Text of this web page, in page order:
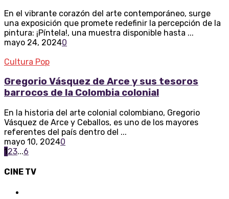
En el vibrante corazón del arte contemporáneo, surge
una exposición que promete redefinir la percepción de la
pintura: ¡Píntela!, una muestra disponible hasta ...
mayo 24, 20240
Cultura Pop
Gregorio Vásquez de Arce y sus tesoros
barrocos de la Colombia colonial
En la historia del arte colonial colombiano, Gregorio
Vásquez de Arce y Ceballos, es uno de los mayores
referentes del país dentro del ...
mayo 10, 20240
Posts navigation
1 23...6
CINE TV